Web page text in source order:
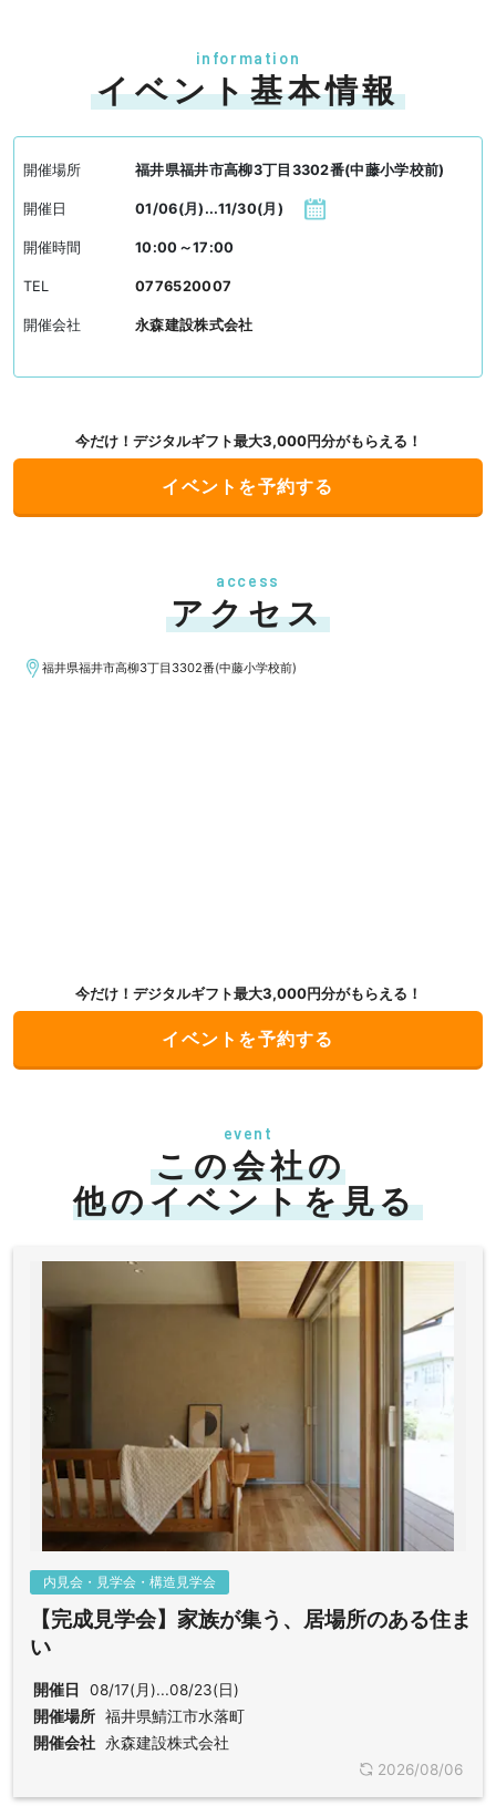
information
イベント基本情報
開催場所 福井県福井市高柳3丁目3302番(中藤小学校前)
開催日 01/06(月)...11/30(月)
開催時間 10:00～17:00
TEL 0776520007
開催会社 永森建設株式会社
今だけ！デジタルギフト最大3,000円分がもらえる！
イベントを予約する
access
アクセス
福井県福井市高柳3丁目3302番(中藤小学校前)
今だけ！デジタルギフト最大3,000円分がもらえる！
イベントを予約する
event
この会社の
他のイベントを見る
内見会・見学会・構造見学会
【完成見学会】家族が集う、居場所のある住ま
い
開催日
08/17(月)...08/23(日)
開催場所 福井県鯖江市水落町
開催会社
永森建設株式会社
2026/08/06